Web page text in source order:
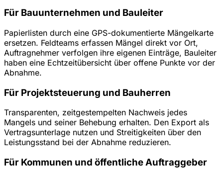
Für Bauunternehmen und Bauleiter
Papierlisten durch eine GPS-dokumentierte Mängelkarte
ersetzen. Feldteams erfassen Mängel direkt vor Ort,
Auftragnehmer verfolgen ihre eigenen Einträge, Bauleiter
haben eine Echtzeitübersicht über offene Punkte vor der
Abnahme.
Für Projektsteuerung und Bauherren
Transparenten, zeitgestempelten Nachweis jedes
Mangels und seiner Behebung erhalten. Den Export als
Vertragsunterlage nutzen und Streitigkeiten über den
Leistungsstand bei der Abnahme reduzieren.
Für Kommunen und öffentliche Auftraggeber